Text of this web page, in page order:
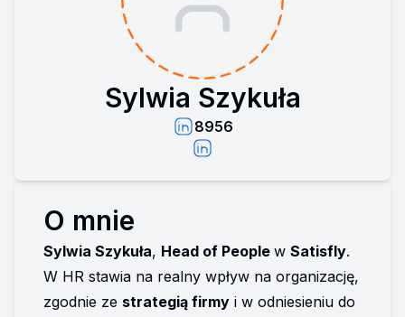
Sylwia Szykuła
8956
O mnie
Sylwia Szykuła, Head of People w Satisfly.
W HR stawia na realny wpływ na organizację,
zgodnie ze strategią firmy i w odniesieniu do